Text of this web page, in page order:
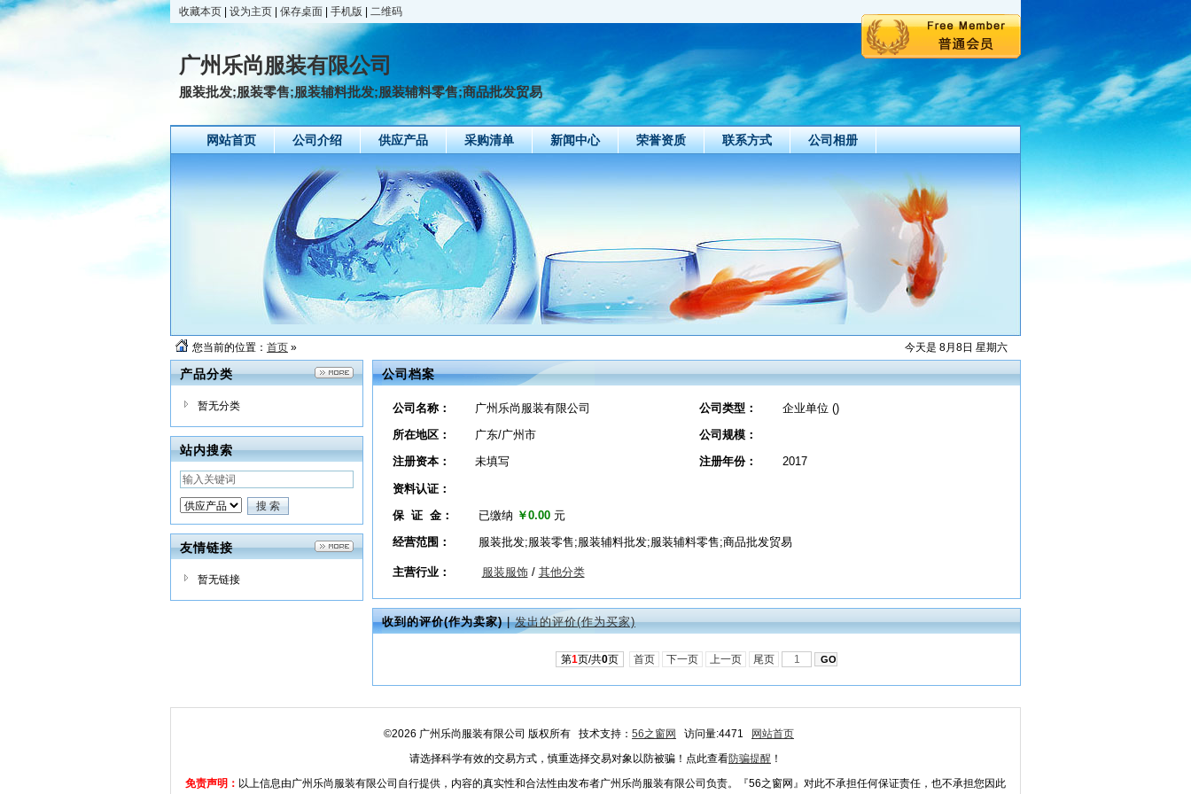
收藏本页 设为主页 保存桌面 手机版 二维码
广州乐尚服装有限公司
服装批发;服装零售;服装辅料批发;服装辅料零售;商品批发贸易
网站首页 公司介绍 供应产品 采购清单 新闻中心 荣誉资质 联系方式 公司相册
今天是 8月8日 星期六
您当前的位置： 首页 »
产品分类
暂无分类
站内搜索
友情链接
暂无链接
公司档案
公司名称： 广州乐尚服装有限公司 公司类型：
企业单位 ()
所在地区：
广东/广州市
公司规模：
注册资本：
未填写 注册年份： 2017
资料认证：
保 证 金：
已缴纳 ￥0.00元
经营范围：
服装批发;服装零售;服装辅料批发;服装辅料零售;商品批发贸易
主营行业： 服装服饰/ 其他分类
收到的评价(作为卖家)|发出的评价(作为买家)
第1页/共0页 首页 下一页 上一页 尾页
©2026 广州乐尚服装有限公司 版权所有 技术支持： 56之窗网 访问量:4471
网站首页
请选择科学有效的交易方式，慎重选择交易对象以防被骗！点此查看防骗提醒 ！
免责声明： 以上信息由广州乐尚服装有限公司自行提供，内容的真实性和合法性由发布者广州乐尚服装有限公司负责。『56之窗网』对此不承担任何保证责任，也不承担您因此